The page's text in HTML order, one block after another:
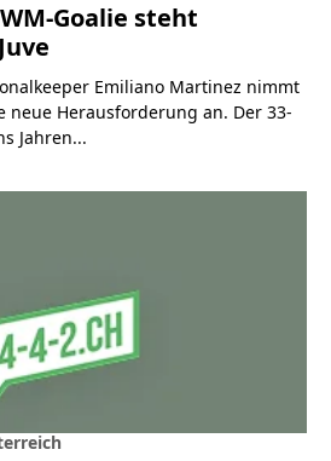
Goalie steht
Emiliano Martinez nimmt
neue Herausforderung an. Der 33-
Jahren...